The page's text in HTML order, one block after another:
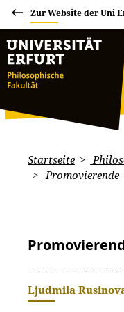
Zur Website der Uni
Startseite
Promovierende
Ljudmila